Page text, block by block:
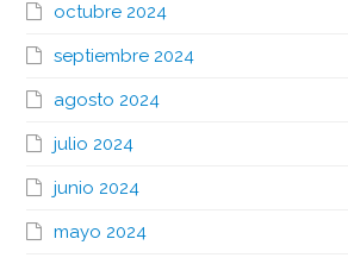
octubre 2024
septiembre 2024
agosto 2024
julio 2024
junio 2024
mayo 2024